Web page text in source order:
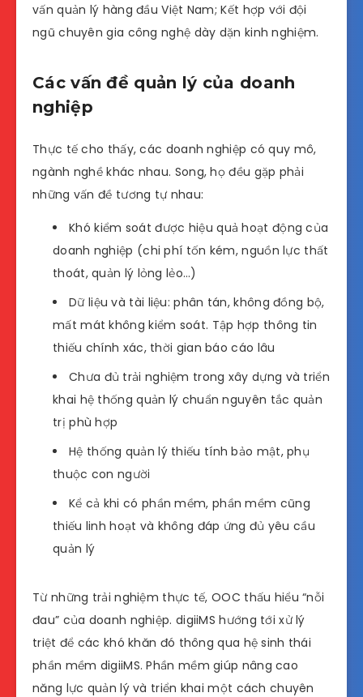
vấn quản lý hàng đầu Việt Nam; Kết hợp với đội
ngũ chuyên gia công nghệ dày dặn kinh nghiệm.
Các vấn đề quản lý của doanh
nghiệp
Thực tế cho thấy, các doanh nghiệp có quy mô,
ngành nghề khác nhau. Song, họ đều gặp phải
những vấn đề tương tự nhau:
Khó kiểm soát được hiệu quả hoạt động của
doanh nghiệp (chi phí tốn kém, nguồn lực thất
thoát, quản lý lỏng lẻo…)
Dữ liệu và tài liệu: phân tán, không đồng bộ,
mất mát không kiểm soát. Tập hợp thông tin
thiếu chính xác, thời gian báo cáo lâu
Chưa đủ trải nghiệm trong xây dựng và triển
khai hệ thống quản lý chuẩn nguyên tắc quản
trị phù hợp
Hệ thống quản lý thiếu tính bảo mật, phụ
thuộc con người
Kể cả khi có phần mềm, phần mềm cũng
thiếu linh hoạt và không đáp ứng đủ yêu cầu
quản lý
Từ những trải nghiệm thực tế, OOC thấu hiểu “nỗi
đau” của doanh nghiệp. digiiMS hướng tới xử lý
triệt để các khó khăn đó thông qua hệ sinh thái
phần mềm digiiMS. Phần mềm giúp nâng cao
năng lực quản lý và triển khai một cách chuyên